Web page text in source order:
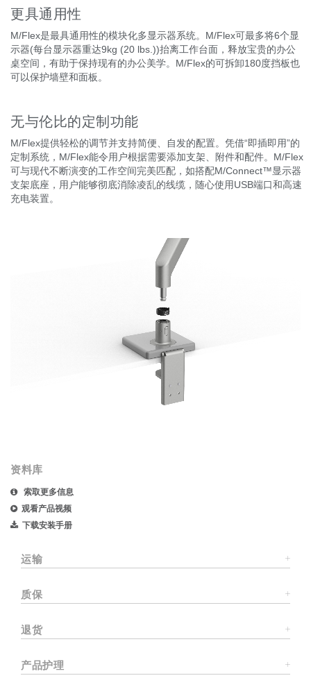
更具通用性
M/Flex是最具通用性的模块化多显示器系统。M/Flex可最多将6个显
示器(每台显示器重达9kg (20 lbs.))抬离工作台面，释放宝贵的办公
桌空间，有助于保持现有的办公美学。M/Flex的可拆卸180度挡板也
可以保护墙壁和面板。
无与伦比的定制功能
M/Flex提供轻松的调节并支持简便、自发的配置。凭借“即插即用”的
定制系统，M/Flex能令用户根据需要添加支架、附件和配件。M/Flex
可与现代不断演变的工作空间完美匹配，如搭配M/Connect™显示器
支架底座，用户能够彻底消除凌乱的线缆，随心使用USB端口和高速
充电装置。
资料库
索取更多信息
观看产品视频
下载安装手册
运输
质保
退货
产品护理